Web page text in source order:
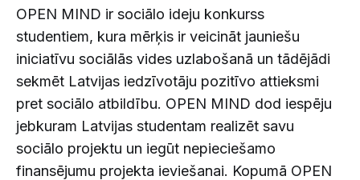
OPEN MIND ir sociālo ideju konkurss
studentiem, kura mērķis ir veicināt jauniešu
iniciatīvu sociālās vides uzlabošanā un tādējādi
sekmēt Latvijas iedzīvotāju pozitīvo attieksmi
pret sociālo atbildību. OPEN MIND dod iespēju
jebkuram Latvijas studentam realizēt savu
sociālo projektu un iegūt nepieciešamo
finansējumu projekta ieviešanai. Kopumā OPEN